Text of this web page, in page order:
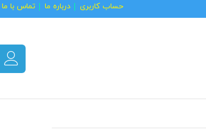
حساب کاربری درباره ما تماس با ما